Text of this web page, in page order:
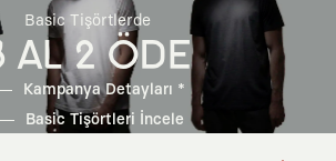
Basic Tişörtlerde
AL 2 ÖDE
Kampanya Detayları *
Basic Tişörtleri İncele